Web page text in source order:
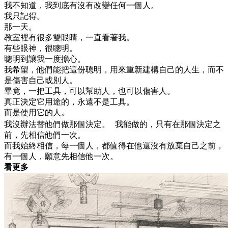
我不知道，我到底有沒有改變任何一個人。
我只記得。
那一天。
教室裡有很多雙眼睛，一直看著我。
有些眼神，很聰明。
聰明到讓我一度擔心。
我希望，他們能把這份聰明，用來重新建構自己的人生，而不
是傷害自己或別人。
畢竟，一把工具，可以幫助人，也可以傷害人。
真正決定它用途的，永遠不是工具。
而是使用它的人。
我沒辦法替他們做那個決定。 我能做的，只有在那個決定之
前，先相信他們一次。
而我始終相信，每一個人，都值得在他還沒有放棄自己之前，
有一個人，願意先相信他一次。
看更多